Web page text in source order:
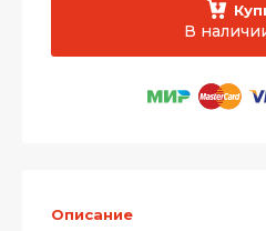
В
Описание